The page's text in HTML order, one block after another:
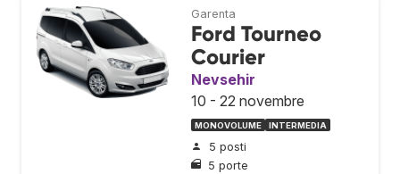
Garenta
Ford Tourneo
Courier
Nevsehir
10 - 22 novembre
MONOVOLUME INTERMEDIA
5 posti
5 porte